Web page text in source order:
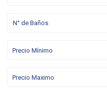
N° de Baños